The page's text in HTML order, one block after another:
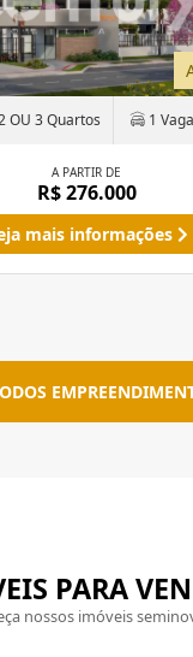
OU 3 Quartos 1 Vaga
A PARTIR DE
R$ 276.000
mais informações
PARA
nossos imóveis